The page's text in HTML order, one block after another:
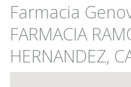
Farmacia
FARMACIA
HERNANDEZ,